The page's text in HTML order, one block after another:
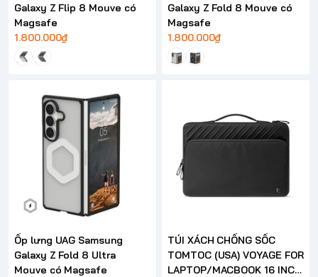
Galaxy Z Flip 8 Mouve có
Magsafe
1.800.000₫
Galaxy Z Fold 8 Mouve có
Magsafe
1.800.000₫
Ốp lưng UAG Samsung
Galaxy Z Fold 8 Ultra
Mouve có Magsafe
TÚI XÁCH CHỐNG SỐC
TOMTOC (USA) VOYAGE FOR
LAPTOP/MACBOOK 16 INCH